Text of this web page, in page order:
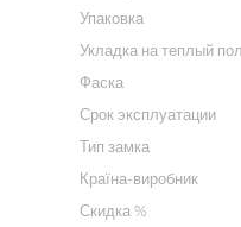
Упаковка
Укладка на теплый пол
Фаска
Срок эксплуатации
Тип замка
Країна-виробник
Скидка %